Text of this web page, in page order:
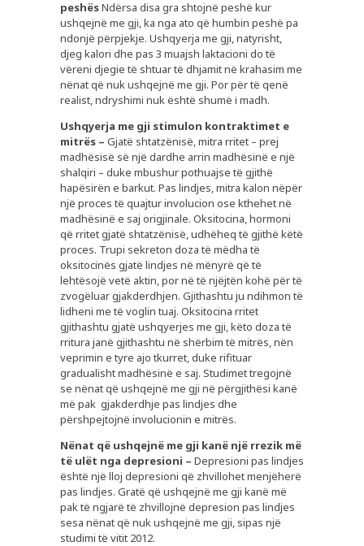
peshësNdërsa disa gra shtojnë peshë kur
ushqejnë me gji, ka nga ato që humbin peshë pa
ndonjë përpjekje. Ushqyerja me gji, natyrisht,
djeg kalori dhe pas 3 muajsh laktacioni do të
vëreni djegie të shtuar të dhjamit në krahasim me
nënat që nuk ushqejnë me gji. Por për të qenë
realist, ndryshimi nuk është shumë i madh.
Ushqyerja me gji stimulon kontraktimet e
mitrës – Gjatë shtatzënisë, mitra rritet – prej
madhësisë së një dardhe arrin madhësinë e një
shalqiri – duke mbushur pothuajse të gjithë
hapësirën e barkut. Pas lindjes, mitra kalon nëpër
një proces të quajtur involucion ose kthehet në
madhësinë e saj origjinale. Oksitocina, hormoni
që rritet gjatë shtatzënisë, udhëheq të gjithë këtë
proces. Trupi sekreton doza të mëdha të
oksitocinës gjatë lindjes në mënyrë që të
lehtësojë vetë aktin, por në të njëjtën kohë për të
zvogëluar gjakderdhjen. Gjithashtu ju ndihmon të
lidheni me të voglin tuaj. Oksitocina rritet
gjithashtu gjatë ushqyerjes me gji, këto doza të
rritura janë gjithashtu në shërbim të mitrës, nën
veprimin e tyre ajo tkurret, duke rifituar
gradualisht madhësinë e saj. Studimet tregojnë
se nënat që ushqejnë me gji në përgjithësi kanë
më pak gjakderdhje pas lindjes dhe
përshpejtojnë involucionin e mitrës.
Nënat që ushqejnë me gji kanë një rrezik më
të ulët nga depresioni – Depresioni pas lindjes
është një lloj depresioni që zhvillohet menjëherë
pas lindjes. Gratë që ushqejnë me gji kanë më
pak të ngjarë të zhvillojnë depresion pas lindjes
sesa nënat që nuk ushqejnë me gji, sipas një
studimi të vitit 2012.